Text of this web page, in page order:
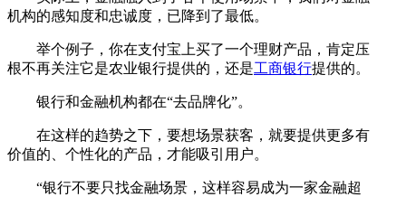
机构的感知度和忠诚度，已降到了最低。
举个例子，你在支付宝上买了一个理财产品，肯定压
根不再关注它是农业银行提供的，还是工商银行提供的。
银行和金融机构都在“去品牌化”。
在这样的趋势之下，要想场景获客，就要提供更多有
价值的、个性化的产品，才能吸引用户。
“银行不要只找金融场景，这样容易成为一家金融超